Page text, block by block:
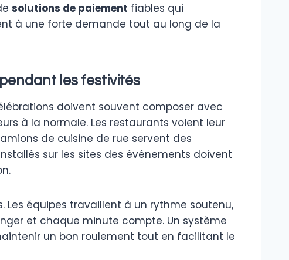
solutions de paiement fiables qui
à une forte demande tout au long de la
les festivités
doivent souvent composer avec
à la normale. Les restaurants voient leur
de cuisine de rue servent des
sur les sites des événements doivent
équipes travaillent à un rythme soutenu,
et chaque minute compte. Un système
un bon roulement tout en facilitant le